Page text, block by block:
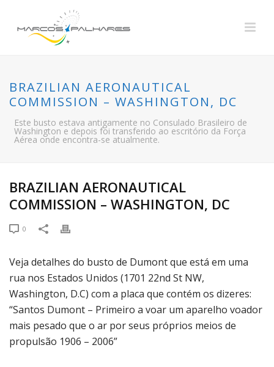
BRAZILIAN AERONAUTICAL
COMMISSION – WASHINGTON, DC
Este busto estava antigamente no Consulado Brasileiro de
Washington e depois foi transferido ao escritório da Força
Aérea onde encontra-se atualmente.
BRAZILIAN AERONAUTICAL
COMMISSION – WASHINGTON, DC
0
Veja detalhes do busto de Dumont que está em uma
rua nos Estados Unidos (1701 22nd St NW,
Washington, D.C) com a placa que contém os dizeres:
“Santos Dumont – Primeiro a voar um aparelho voador
mais pesado que o ar por seus próprios meios de
propulsão 1906 – 2006”